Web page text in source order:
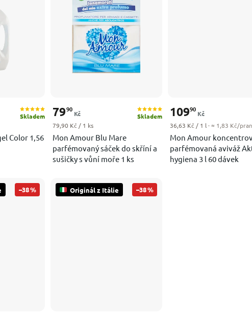
Color 1,56
Skladem
Mon Amour Blu Mare
parfémovaný sáček do skříní a
sušičky s vůní moře 1 ks
Skladem
7990
Kč
Měrná cena:
79,90 Kč / 1 ks
Mon Amour
parfémovaná aviváž
hygiena 3 l 60 dávek
10990
Kč
Měrná cena:
36,63 Kč / 1 l · ≈ 1,83 Kč/
–38 % Originál z Itálie –38 %